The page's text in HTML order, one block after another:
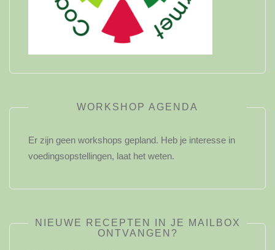
WORKSHOP AGENDA
Er zijn geen workshops gepland. Heb je interesse in
voedingsopstellingen, laat het weten.
NIEUWE RECEPTEN IN JE MAILBOX
ONTVANGEN?